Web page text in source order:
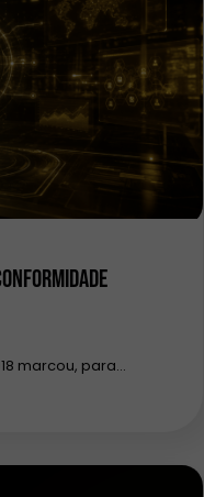
marcou, para…